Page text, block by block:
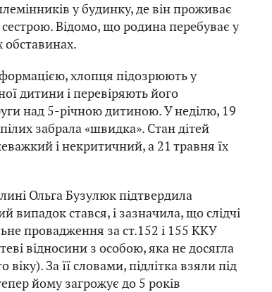
у будинку, де він проживає
сестрою. Відомо, що родина перебуває у
хлопця підозрюють у
дитини і перевіряють його
над 5-річною дитиною. У неділю, 19
забрала «швидка». Стан дітей
і некритичний, а 21 травня їх
Ольга Бузулюк підтвердила
випадок стався, і зазначила, що слідчі
провадження за ст.152 і 155 ККУ
відносини з особою, яка не досягла
віку). За її словами, підлітка взяли під
йому загрожує до 5 років